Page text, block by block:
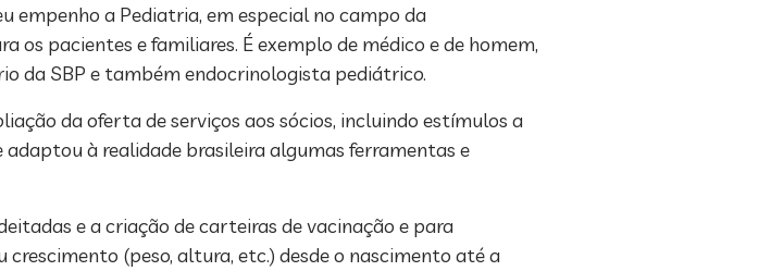
empenho a Pediatria, em especial no campo da
os pacientes e familiares. É exemplo de médico e de homem,
da SBP e também endocrinologista pediátrico.
da oferta de serviços aos sócios, incluindo estímulos a
à realidade brasileira algumas ferramentas e
e a criação de carteiras de vacinação e para
(peso, altura, etc.) desde o nascimento até a